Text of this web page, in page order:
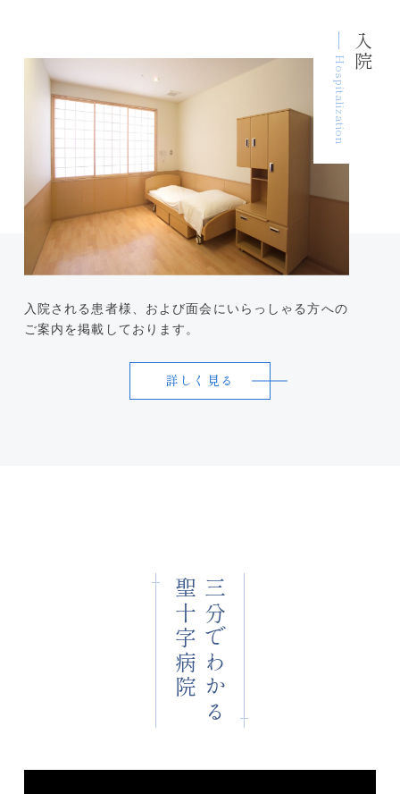
入院
Hospitalization
入院される患者様、および面会にいらっしゃる方への
ご案内を掲載しております。
詳しく見る
三分でわかる
聖十字病院